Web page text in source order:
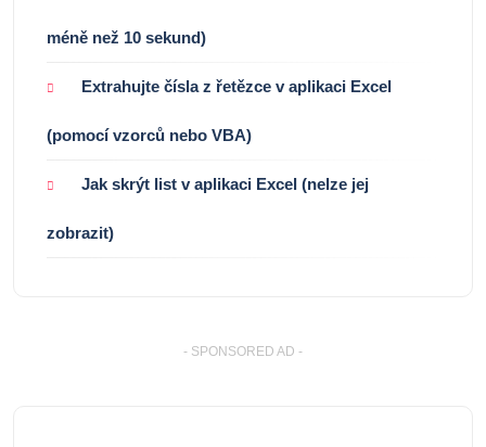
méně než 10 sekund)
Extrahujte čísla z řetězce v aplikaci Excel
(pomocí vzorců nebo VBA)
Jak skrýt list v aplikaci Excel (nelze jej
zobrazit)
- SPONSORED AD -